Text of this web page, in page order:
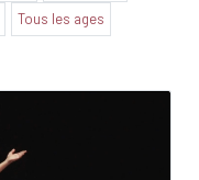
Tous les ages